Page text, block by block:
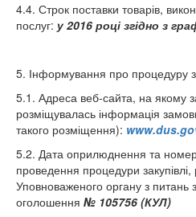
4.4. Строк поставки товарів,
послуг: у 2016 році згідно з
5. Інформування про процедуру
5.1. Адреса веб-сайта, на якому
розміщувалась інформація
такого розміщення):
5.2. Дата оприлюднення та
проведення процедури
Уповноваженого органу з питань
оголошення № 105756 (КУЛ)